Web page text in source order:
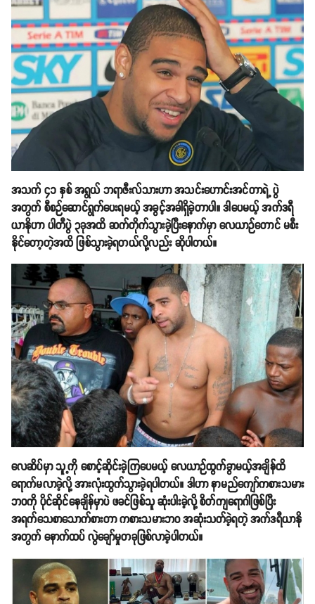
အသက် ၄၁ နှစ် အရွယ် ဘရာဇီးလ်သားဟာ အသင်းဟောင်းအင်တာရဲ့ ပွဲ
အတွက် စီစဉ်ဆောင်ရွက်ပေးရမယ့် အခွင့်အခါရှိခဲ့တာပါ။ ဒါပေမယ့် အက်ဒရီ
ယာနိုဟာ ပါတီပွဲ ၃ခုအထိ ဆက်တိုက်သွားခဲ့ပြီးနောက်မှာ လေယာဉ်တောင် မစီး
နိုင်တော့တဲ့အထိ ဖြစ်သွားခဲ့ရတယ်လို့လည်း ဆိုပါတယ်။
လေဆိပ်မှာ သူ့ကို စောင့်ဆိုင်းခဲ့ကြပေမယ့် လေယာဉ်ထွက်ခွာမယ့်အချိန်ထိ
ရောက်မလာခဲ့လို့ အားလုံးထွက်သွားခဲ့ရပါတယ်။ ဒါဟာ နာမည်ကျော်ကစားသမား
ဘ၀ကို ပိုင်ဆိုင်နေချိန်မှာပဲ ဖခင်ဖြစ်သူ ဆုံးပါးခဲ့လို့ စိတ်ကျရောဂါဖြစ်ပြီး
အရက်သေစာသောက်စားတာ ကစားသမားဘ၀ အဆုံးသတ်ခဲ့ရတဲ့ အက်ဒရီယာနို
အတွက် နောက်ထပ် လွဲချော်မှုတခုဖြစ်လာခဲ့ပါတယ်။